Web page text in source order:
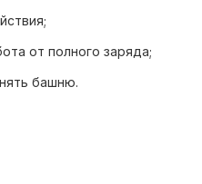
от полного заряда;
башню.